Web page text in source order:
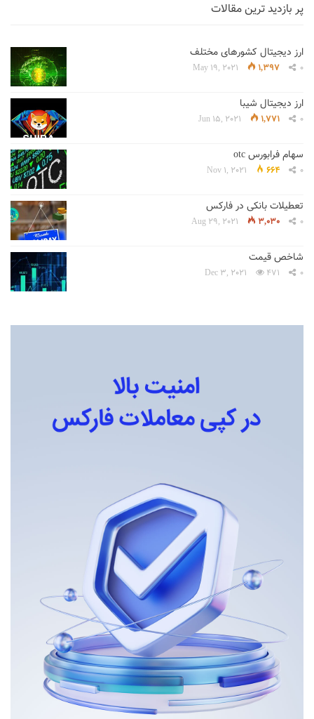
پر بازدید ترین مقالات
ارز دیجیتال کشورهای مختلف
May 19, 2021 1,397 0
ارز دیجیتال شیبا
Jun 15, 2021 1,771 0
سهام فرابورس otc
Nov 1, 2021 664 0
تعطیلات بانکی در فارکس
Aug 29, 2021 3,030 0
شاخص قیمت
Dec 3, 2021 471 0